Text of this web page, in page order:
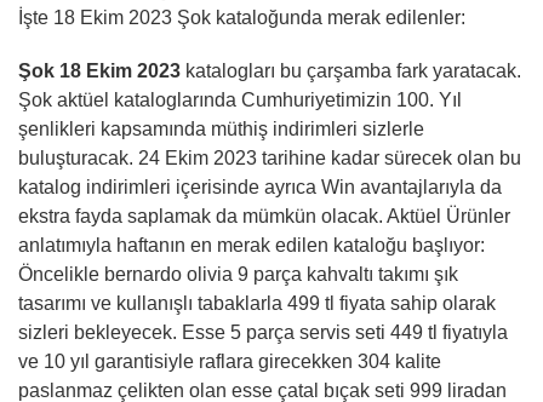
İşte 18 Ekim 2023 Şok kataloğunda merak edilenler:
Şok 18 Ekim 2023 katalogları bu çarşamba fark yaratacak.
Şok aktüel kataloglarında Cumhuriyetimizin 100. Yıl
şenlikleri kapsamında müthiş indirimleri sizlerle
buluşturacak. 24 Ekim 2023 tarihine kadar sürecek olan bu
katalog indirimleri içerisinde ayrıca Win avantajlarıyla da
ekstra fayda saplamak da mümkün olacak. Aktüel Ürünler
anlatımıyla haftanın en merak edilen kataloğu başlıyor:
Öncelikle bernardo olivia 9 parça kahvaltı takımı şık
tasarımı ve kullanışlı tabaklarla 499 tl fiyata sahip olarak
sizleri bekleyecek. Esse 5 parça servis seti 449 tl fiyatıyla
ve 10 yıl garantisiyle raflara girecekken 304 kalite
paslanmaz çelikten olan esse çatal bıçak seti 999 liradan